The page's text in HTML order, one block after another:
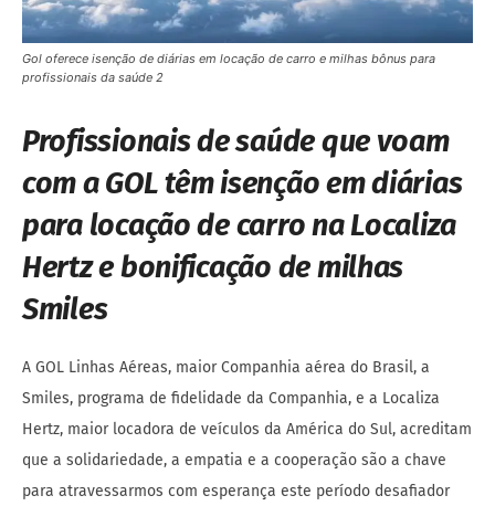
Gol oferece isenção de diárias em locação de carro e milhas bônus para
profissionais da saúde 2
Profissionais de saúde que voam
com a GOL têm isenção em diárias
para locação de carro na Localiza
Hertz e bonificação de milhas
Smiles
A GOL Linhas Aéreas, maior Companhia aérea do Brasil, a
Smiles, programa de fidelidade da Companhia, e a Localiza
Hertz, maior locadora de veículos da América do Sul, acreditam
que a solidariedade, a empatia e a cooperação são a chave
para atravessarmos com esperança este período desafiador